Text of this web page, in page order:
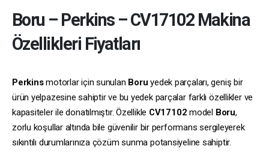
Boru – Perkins–CV17102Makina
Özellikleri Fiyatları
Perkinsmotorlar için sunulan Boru yedek parçaları, geniş bir
ürün yelpazesine sahiptir ve bu yedek parçalar farklı özellikler ve
kapasiteler ile donatılmıştır. Özellikle CV17102 model Boru,
zorlu koşullar altında bile güvenilir bir performans sergileyerek
sıkıntılı durumlarınıza çözüm sunma potansiyeline sahiptir.